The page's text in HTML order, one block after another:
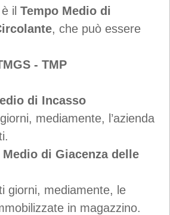
il Tempo Medio di
, che può essere
- TMP
di Incasso
mediamente, l’azienda
Medio di Giacenza delle
giorni, mediamente, le
in magazzino.